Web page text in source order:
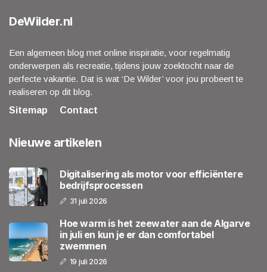
DeWilder.nl
Een algemeen blog met online inspiratie, voor regelmatig
onderwerpen als recreatie, tijdens jouw zoektocht naar de
perfecte vakantie. Dat is wat ‘De Wilder’ voor jou probeert te
realiseren op dit blog.
Sitemap
Contact
Nieuwe artikelen
Digitalisering als motor voor efficiëntere
bedrijfsprocessen
31 juli 2026
Hoe warm is het zeewater aan de Algarve
in juli en kun je er dan comfortabel
zwemmen
19 juli 2026